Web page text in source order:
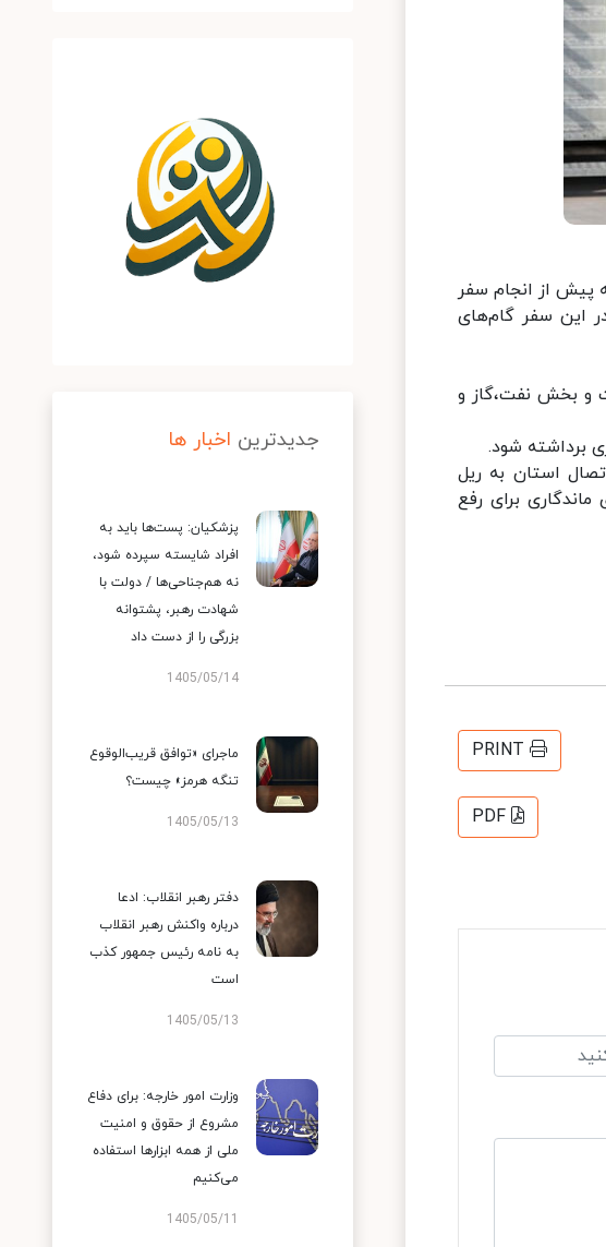
پیش از انجام سفر
این سفر گام‌های
و بخش نفت،گاز و
برداشته شود.
استان به ریل
برای رفع
PRINT
PDF
جدیدترین اخبار ها
پزشکیان: پست‌ها باید به
افراد شایسته سپرده شود،
نه هم‌جناحی‌ها / دولت با
شهادت رهبر، پشتوانه
بزرگی را از دست داد
1405/05/14
ماجرای «توافق قریب‌الوقوع
تنگه هرمز» چیست؟
1405/05/13
دفتر رهبر انقلاب: ادعا
درباره واکنش رهبر انقلاب
به نامه رئیس جمهور کذب
است
1405/05/13
وزارت امور خارجه: برای دفاع
مشروع از حقوق و امنیت
ملی از همه ابزارها استفاده
می‌کنیم
1405/05/11